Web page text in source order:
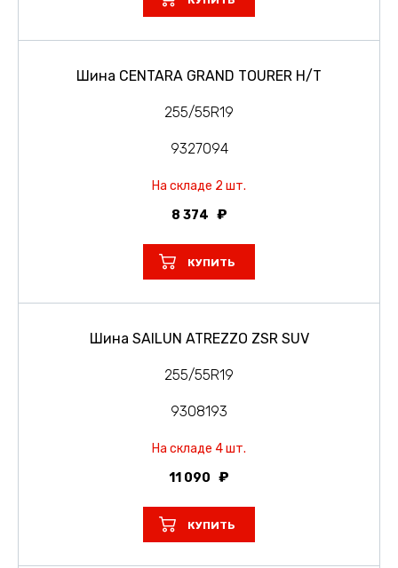
Шина CENTARA GRAND TOURER H/T
255/55R19
9327094
На складе 2 шт.
8 374
КУПИТЬ
Шина SAILUN ATREZZO ZSR SUV
255/55R19
9308193
На складе 4 шт.
11 090
КУПИТЬ